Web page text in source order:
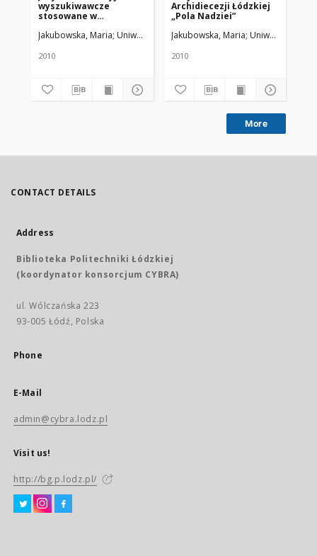
wyszukiwawcze
stosowane w
medycznych
Jakubowska, Maria Uniwersytet Medyczny w Łodzi
2010
Archidiecezji Łódzkiej
„Pola Nadziei”
Jakubowska, Maria Uniwersytet
2010
More
CONTACT DETAILS
Address
Biblioteka Politechniki Łódzkiej
(koordynator konsorcjum CYBRA)
ul. Wólczańska 223
93-005 Łódź, Polska
Phone
E-Mail
admin@cybra.lodz.pl
Visit us!
http://bg.p.lodz.pl/